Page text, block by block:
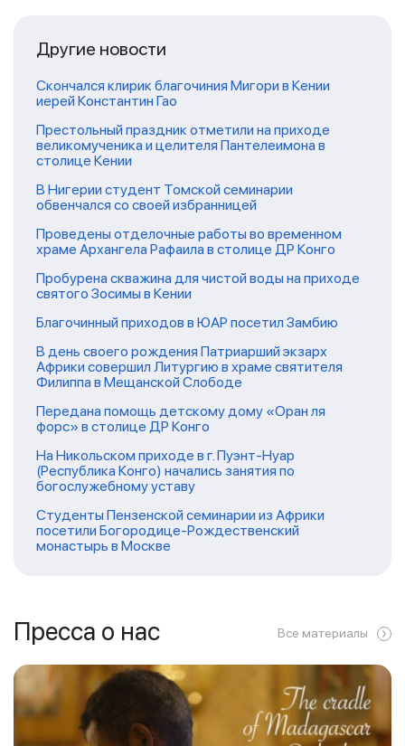
Другие новости
Скончался клирик благочиния Мигори в Кении
иерей Константин Гао
Престольный праздник отметили на приходе
великомученика и целителя Пантелеимона в
столице Кении
В Нигерии студент Томской семинарии
обвенчался со своей избранницей
Проведены отделочные работы во временном
храме Архангела Рафаила в столице ДР Конго
Пробурена скважина для чистой воды на приходе
святого Зосимы в Кении
Благочинный приходов в ЮАР посетил Замбию
В день своего рождения Патриарший экзарх
Африки совершил Литургию в храме святителя
Филиппа в Мещанской Слободе
Передана помощь детскому дому «Оран ля
форс» в столице ДР Конго
На Никольском приходе в г. Пуэнт-Нуар
(Республика Конго) начались занятия по
богослужебному уставу
Студенты Пензенской семинарии из Африки
посетили Богородице-Рождественский
монастырь в Москве
Пресса о нас Все материалы